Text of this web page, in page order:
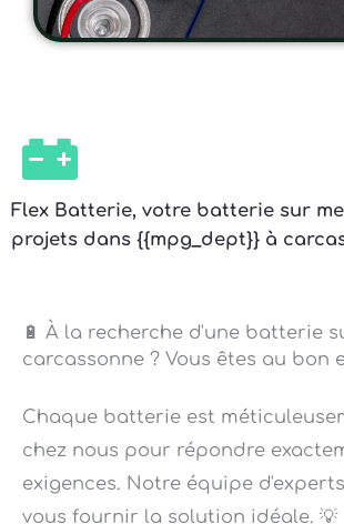
Flex Batterie, votre batterie sur
projets dans {{mpg_dept}} à
carcassonne ? Vous êtes au bon
chez nous pour répondre
exigences. Notre équipe
vous fournir la solution idéale. 💡
Notre engagement pour la